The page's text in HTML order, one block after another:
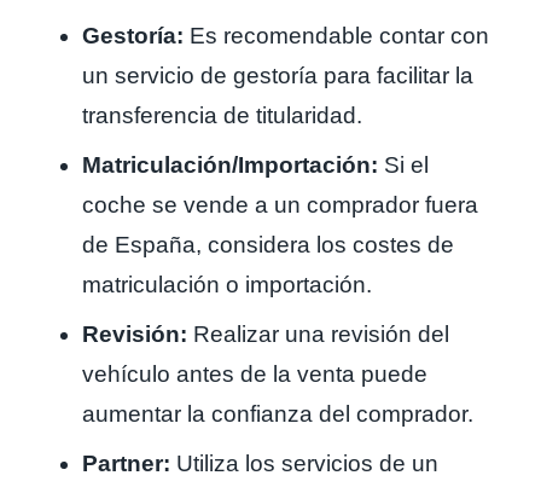
Gestoría: Es recomendable contar con
un servicio de gestoría para facilitar la
transferencia de titularidad.
Matriculación/Importación: Si el
coche se vende a un comprador fuera
de España, considera los costes de
matriculación o importación.
Revisión: Realizar una revisión del
vehículo antes de la venta puede
aumentar la confianza del comprador.
Partner: Utiliza los servicios de un